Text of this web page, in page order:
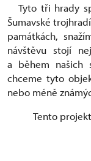
Tyto tři hrady
Šumavské
památkách,
návštěvu stojí
a během našich
chceme tyto
nebo méně
Tento